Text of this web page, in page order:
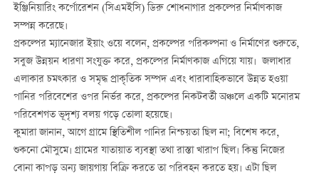
ইঞ্জিনিয়ারিং কর্পোরেশন (সিএমইসি) ডিরু শোধনাগার প্রকল্পের নির্মাণকাজ
সম্পন্ন করেছে।
প্রকল্পের ম্যানেজার ইয়াং ওয়ে বলেন, প্রকল্পের পরিকল্পনা ও নির্মাণের শুরুতে,
সবুজ উন্নয়ন ধারণা সংযুক্ত করে, প্রকল্পের নির্মাণকাজ এগিয়ে যায়। জলাধার
এলাকার চমত্কার ও সমৃদ্ধ প্রাকৃতিক সম্পদ এবং ধারাবাহিকভাবে উন্নত হওয়া
পানির পরিবেশের ওপর নির্ভর করে, প্রকল্পের নিকটবর্তী অঞ্চলে একটি মনোরম
পরিবেশগত ভূদৃশ্য বলয় গড়ে তোলা হয়েছে।
কুমারা জানান, আগে গ্রামে স্থিতিশীল পানির নিশ্চয়তা ছিল না; বিশেষ করে,
শুকনো মৌসুমে। গ্রামের যাতায়াত ব্যবস্থা তথা রাস্তা খারাপ ছিল। কিন্তু নিজের
বোনা কাপড় অন্য জায়গায় বিক্রি করতে তা পরিবহন করতে হয়। এটা ছিল